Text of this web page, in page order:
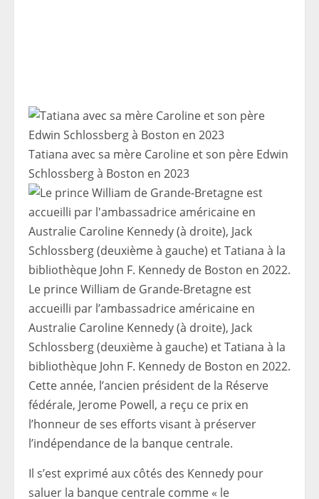
Tatiana avec sa mère Caroline et son père Edwin
Schlossberg à Boston en 2023
Le prince William de Grande-Bretagne est
accueilli par l’ambassadrice américaine en
Australie Caroline Kennedy (à droite), Jack
Schlossberg (deuxième à gauche) et Tatiana à la
bibliothèque John F. Kennedy de Boston en 2022.
Cette année, l’ancien président de la Réserve
fédérale, Jerome Powell, a reçu ce prix en
l’honneur de ses efforts visant à préserver
l’indépendance de la banque centrale.
Il s’est exprimé aux côtés des Kennedy pour
saluer la banque centrale comme « le